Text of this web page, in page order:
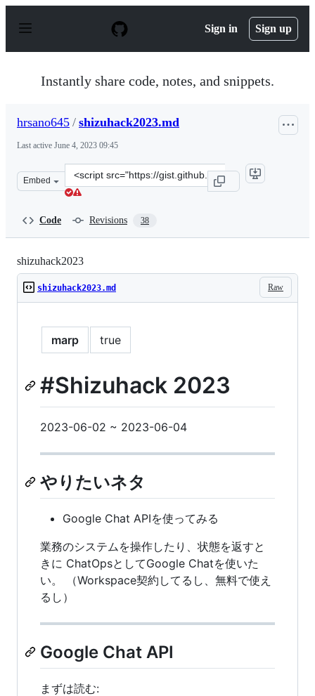
p
Sign in Sign up
Instantly share code, notes, and snippets.
hrsano645 / shizuhack2023.md
Last active June 4, 2023 09:45
Embed
Clone
this
Code Revisions 38
shizuhack2023
Raw
shizuhack2023.md
marp true
#Shizuhack 2023
2023-06-02 ~ 2023-06-04
やりたいネタ
Google Chat APIを使ってみる
業務のシステムを操作したり、状態を返すと
きに ChatOpsとしてGoogle Chatを使いた
い。 （Workspace契約してるし、無料で使え
るし）
Google Chat API
まずは読む: